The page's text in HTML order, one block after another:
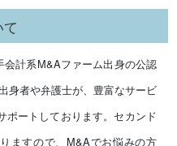
計系M&Aファーム出身の公認
身者や弁護士が、豊富なサービ
ポートしております。セカンド
ますので、M&Aでお悩みの方